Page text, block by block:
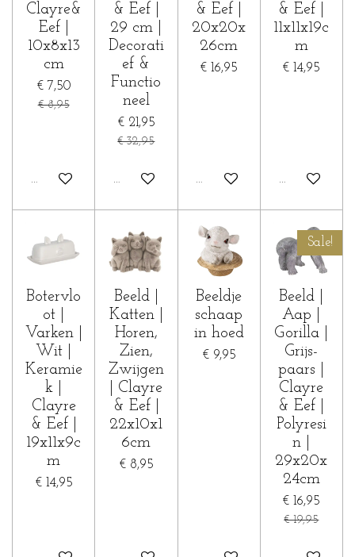
Clayre&
Eef |
10x8x13
cm
€ 7,50
€ 8,95
In winkelwagen
& Eef |
29 cm |
Decorati
ef &
Functio
neel
€ 21,95
€ 32,95
Houd mij op de hoogte
& Eef |
20x20x
26cm
€ 16,95
In winkelwagen
& Eef |
11x11x19c
m
€ 14,95
Houd mij op
Botervlo
ot |
Varken |
Wit |
Keramie
k |
Clayre
& Eef |
19x11x9c
m
€ 14,95
Beeld |
Katten |
Horen,
Zien,
Zwijgen
| Clayre
& Eef |
22x10x1
6cm
€ 8,95
Beeldje
schaap
in hoed
€ 9,95
Sale!
Beeld |
Aap |
Gorilla |
Grijs-
paars |
Clayre
& Eef |
Polyresi
n |
29x20x
24cm
€ 16,95
€ 19,95